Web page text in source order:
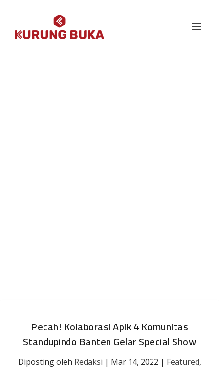
Pecah! Kolaborasi Apik 4 Komunitas
Standupindo Banten Gelar Special Show
Diposting oleh Redaksi | Mar 14, 2022 | Featured,